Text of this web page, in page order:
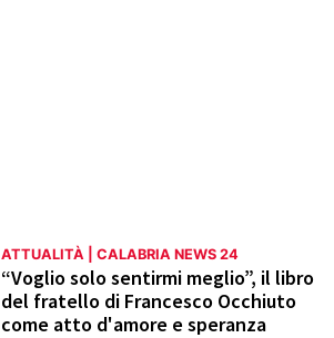
ATTUALITÀ | CALABRIA NEWS 24
“Voglio solo sentirmi meglio”, il libro
del fratello di Francesco Occhiuto
come atto d'amore e speranza